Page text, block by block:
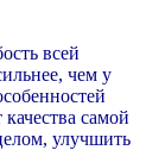
всей
чем у
самой
улучшить